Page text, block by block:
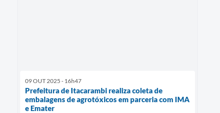
09 OUT 2025 - 16h47
Prefeitura de Itacarambi realiza coleta de
embalagens de agrotóxicos em parceria com IMA
e Emater